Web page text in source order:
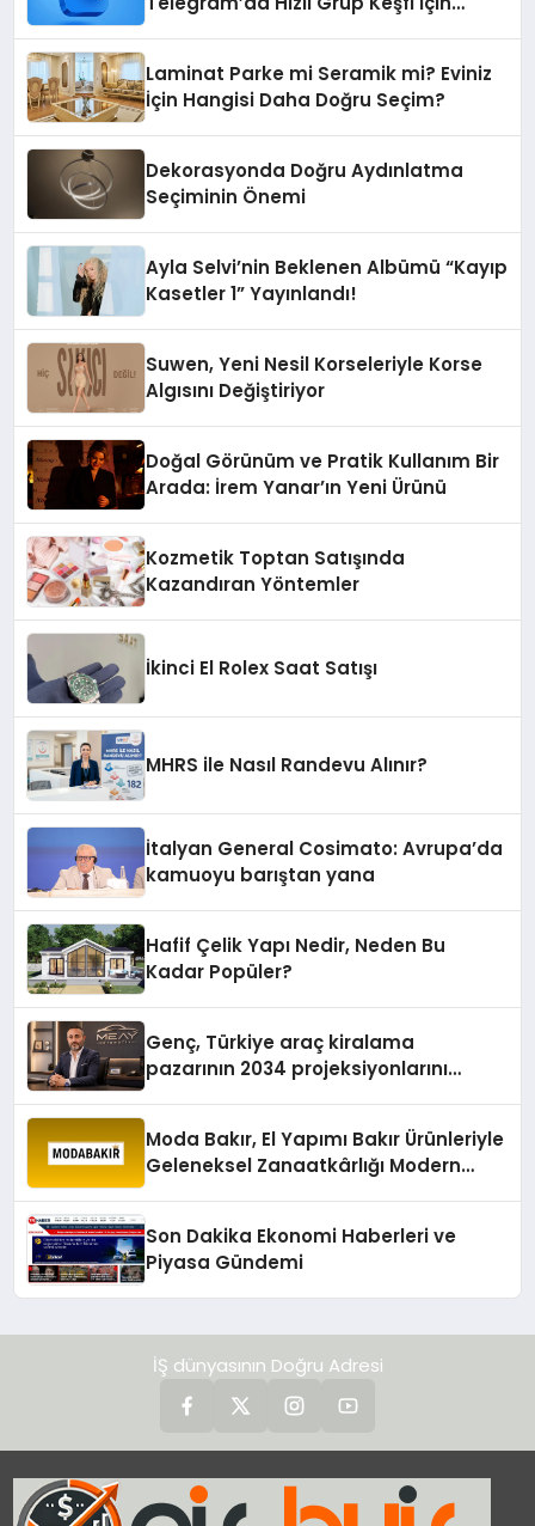
Laminat Parke mi Seramik mi? Eviniz
İçin Hangisi Daha Doğru Seçim?
Dekorasyonda Doğru Aydınlatma
Seçiminin Önemi
Ayla Selvi’nin Beklenen Albümü “Kayıp
Kasetler 1” Yayınlandı!
Suwen, Yeni Nesil Korseleriyle Korse
Algısını Değiştiriyor
Doğal Görünüm ve Pratik Kullanım Bir
Arada: İrem Yanar’ın Yeni Ürünü
Kozmetik Toptan Satışında
Kazandıran Yöntemler
İkinci El Rolex Saat Satışı
MHRS ile Nasıl Randevu Alınır?
İtalyan General Cosimato: Avrupa’da
kamuoyu barıştan yana
Hafif Çelik Yapı Nedir, Neden Bu
Kadar Popüler?
Genç, Türkiye araç kiralama
pazarının 2034 projeksiyonlarını
Moda Bakır, El Yapımı Bakır Ürünleriyle
Geleneksel Zanaatkârlığı Modern
Son Dakika Ekonomi Haberleri ve
Piyasa Gündemi
İŞ dünyasının Doğru Adresi